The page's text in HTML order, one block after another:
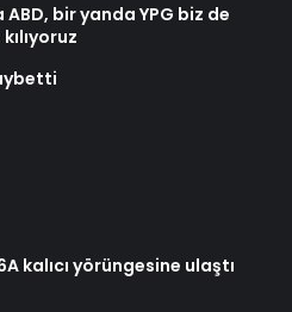
bir yanda YPG biz de
kalıcı yörüngesine ulaştı